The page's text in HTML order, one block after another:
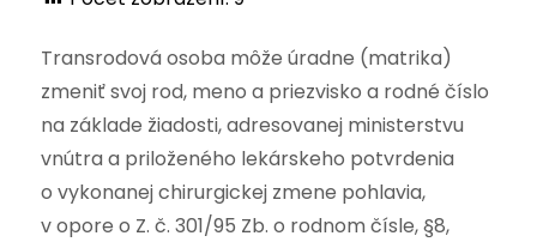
Transrodová osoba môže úradne (matrika)
zmeniť svoj rod, meno a priezvisko a rodné číslo
na základe žiadosti, adresovanej ministerstvu
vnútra a priloženého lekárskeho potvrdenia
o vykonanej chirurgickej zmene pohlavia,
v opore o Z. č. 301/95 Zb. o rodnom čísle, §8,